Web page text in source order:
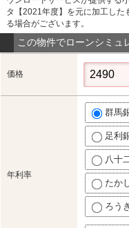
タ【2021年度】を元に加工した
る場合がございます。
この物件でローンシミュ
価格
年利率
群馬
足利
八十
たか
ろう